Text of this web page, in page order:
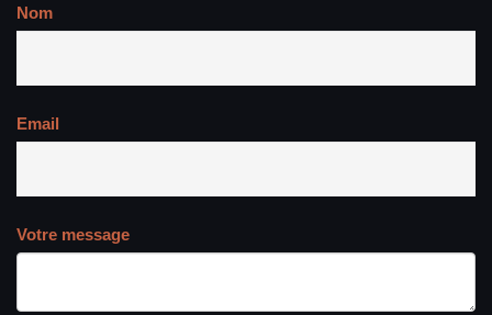
Nom
Email
Votre message